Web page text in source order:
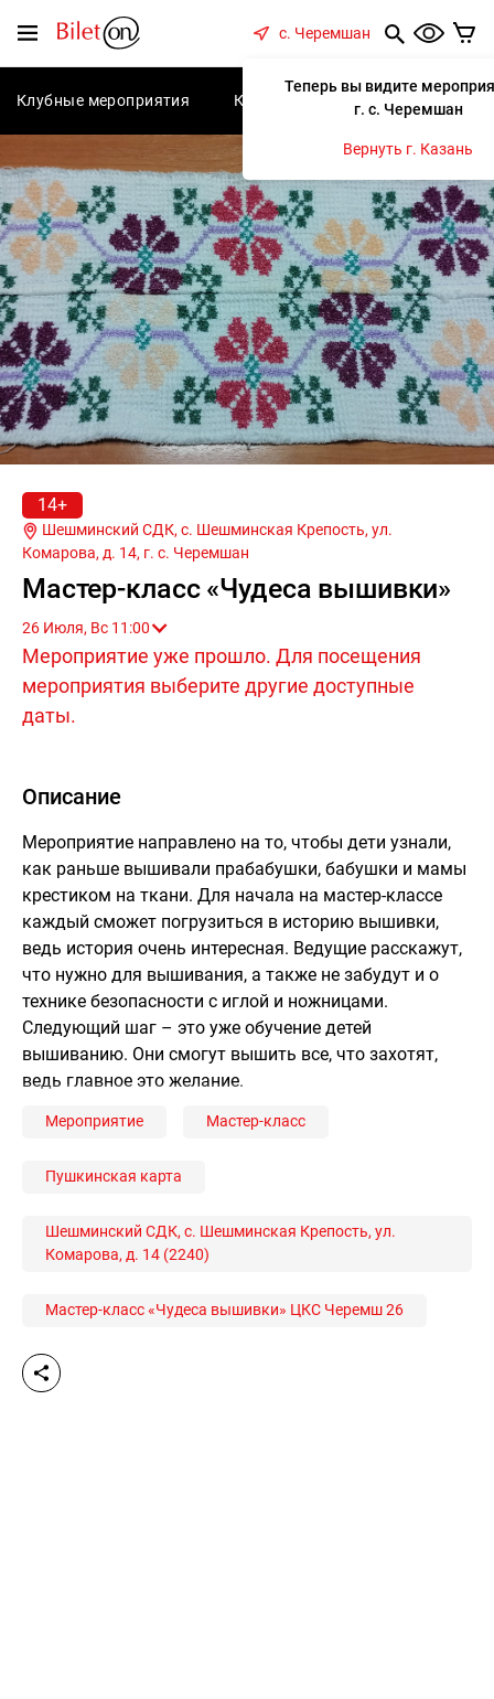
Меню
с. Черемшан
Теперь вы видите
г. с. Черемшан
Вернуть г. Казань
Клубные мероприятия Концерты Спектакли
14+
Комарова, д. 14, г. с. Черемшан
Мастер-класс «Чудеса вышивки»
26 Июля, Вс 11:00
Мероприятие уже прошло. Для посещения
мероприятия выберите другие доступные
даты.
Описание
Мероприятие направлено на то, чтобы дети узнали,
как раньше вышивали прабабушки, бабушки и мамы
крестиком на ткани. Для начала на мастер-классе
каждый сможет погрузиться в историю вышивки,
ведь история очень интересная. Ведущие расскажут,
что нужно для вышивания, а также не забудут и о
технике безопасности с иглой и ножницами.
Следующий шаг – это уже обучение детей
вышиванию. Они смогут вышить все, что захотят,
ведь главное это желание.
Мероприятие Мастер-класс
Пушкинская карта
Шешминский СДК, с. Шешминская Крепость, ул.
Комарова, д. 14 (2240)
Мастер-класс «Чудеса вышивки» ЦКС Черемш 26